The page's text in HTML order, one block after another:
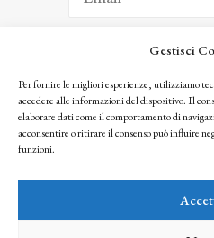
Gestisci
Per fornire le migliori esperienze, utilizziamo
accedere alle informazioni del dispositivo. Il
elaborare dati come il comportamento di
acconsentire o ritirare il consenso può influire
funzioni.
Facendo clic per iscriverti, riconosci che le
seguendo la nostra Privacy Policy
© 2025 Istituto Matteucci. All right reserved
l’autorizzazione scritta dei proprietari dei diritti